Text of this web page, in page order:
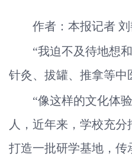
作者：本报记者
“我迫不及待地想
针灸、拔罐、推拿等
“像这样的文化体
人，近年来，学校充
打造一批研学基地，传